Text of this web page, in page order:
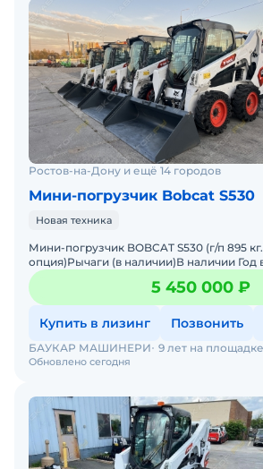
Ростов-на-Дону и ещё 14 городов
Мини-погрузчик Bobcat S530
Новая техника
Мини-погрузчик BOBCAT S530 (г/п 895
опция)Рычаги (в наличии)В наличии Год
2026Склад - г. Москва Двигатель -
5 450 000 ₽
Купить в лизинг Позвонить
Обновлено сегодня
БАУКАР МАШИНЕРИ 9 лет на площадке